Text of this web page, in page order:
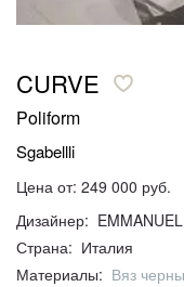
CURVE
Poliform
Sgabellli
Цена от: 249 000 руб.
Дизайнер:
Страна: Италия
Материалы: Вяз